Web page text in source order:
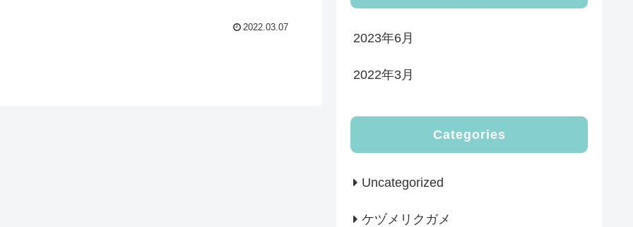
2022.03.07
2023年6月
2022年3月
Categories
Uncategorized
ケヅメリクガメ